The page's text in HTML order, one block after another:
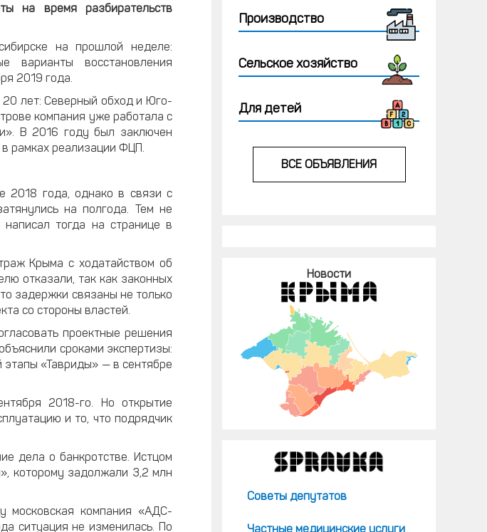
на время разбирательств
на прошлой неделе:
варианты восстановления
2019 года.
20 лет: Северный обход и Юго-
компания уже работала с
В 2016 году был заключен
рамках реализации ФЦП.
2018 года, однако в связи с
на полгода. Тем не
тогда на странице в
Крыма с ходатайством об
отказали, так как законных
задержки связаны не только
со стороны властей.
проектные решения
сроками экспертизы:
«Тавриды» — в сентябре
2018-го. Но открытие
и то, что подрядчик
дела о банкротстве. Истцом
которому задолжали 3,2 млн
московская компания «АДС-
ситуация не изменилась. По
Производство
Сельское хозяйство
Для детей
ВСЕ ОБЪЯВЛЕНИЯ
Новости
Советы депутатов